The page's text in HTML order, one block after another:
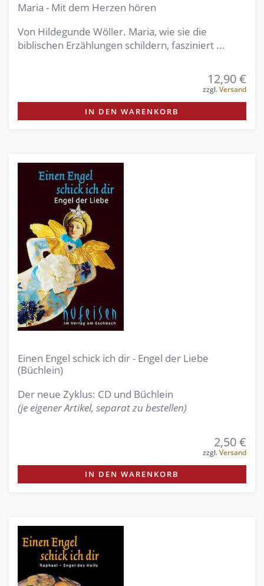
Maria - Mit dem Herzen hören
Von Hildegunde Wöller. Maria, wie sie die
biblischen Erzählungen schildern, fasziniert ...
12,90 €
zzgl.Versand
IN DEN WARENKORB
Einen Engel schick ich dir - Engel der Liebe
(Büchlein)
Der neue Zyklus: CD und Büchlein
(je eigener Artikel, separat zu bestellen)
2,50 €
zzgl.Versand
IN DEN WARENKORB